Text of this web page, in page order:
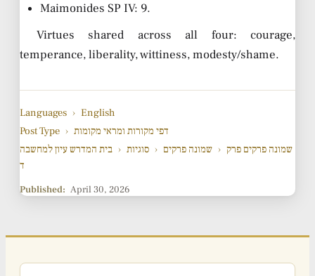
Maimonides SP IV: 9.
Virtues shared across all four: courage,
temperance, liberality, wittiness, modesty/shame.
Languages › English
Post Type › דפי מקורות ומראי מקומות
בית המדרש עיון למחשבה › סוגיות › שמונה פרקים › שמונה פרקים פרק
ד
Published: April 30, 2026